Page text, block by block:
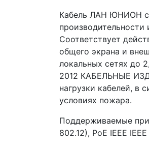
Кабель ЛАН ЮНИОН
Соответствует
общего экрана и
локальных сетях до
2012 КАБЕЛЬНЫЕ
нагрузки кабелей, в
условиях пожара.
Поддерживаемые
802.12), PoE IEEE